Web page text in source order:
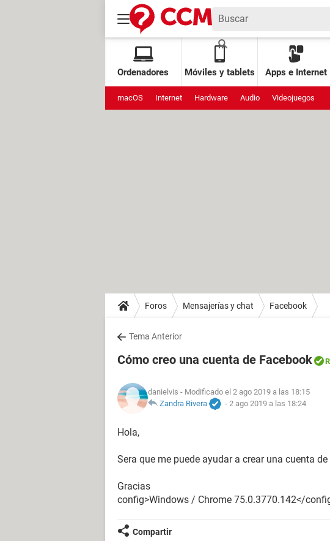
Ordenadores Móviles y tablets Apps e Internet
macOS Internet Hardware Audio Videojuegos
Foros Mensajerías y chat Facebook
Tema Anterior
Cómo creo una cuenta de Facebook
danielvis - Modificado el 2 ago 2019 a las 18:15
Zandra Rivera
- 2 ago 2019 a las 18:24
Hola,
Sera que me puede ayudar a crear una cuenta de
Gracias
config>Windows / Chrome 75.0.3770.142</
Compartir